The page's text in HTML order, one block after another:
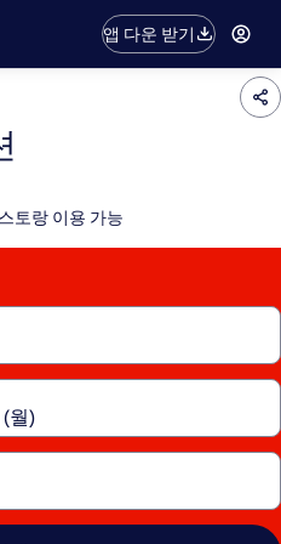
앱 다운 받기
토랑 이용 가능